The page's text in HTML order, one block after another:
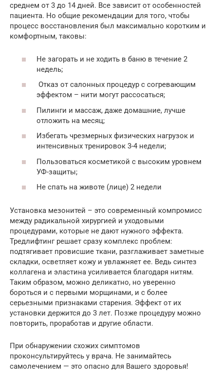
среднем от 3 до 14 дней. Все зависит от особенностей
пациента. Но общие рекомендации для того, чтобы
процесс восстановления был максимально коротким и
комфортным, таковы:
Не загорать и не ходить в баню в течение 2
недель;
Отказ от салонных процедур с согревающим
эффектом – нити могут рассосаться;
Пилинги и массаж, даже домашние, лучше
отложить на месяц;
Избегать чрезмерных физических нагрузок и
интенсивных тренировок 3-4 недели;
Пользоваться косметикой с высоким уровнем
УФ-защиты;
Не спать на животе (лице) 2 недели
Установка мезонитей – это современный компромисс
между радикальной хирургией и уходовыми
процедурами, которые не дают нужного эффекта.
Тредлифтинг решает сразу комплекс проблем:
подтягивает провисшие ткани, разглаживает заметные
складки, осветляет кожу и увлажняет ее. Ведь синтез
коллагена и эластина усиливается благодаря нитям.
Таким образом, можно деликатно, но уверенно
бороться и с первыми морщинами, и с более
серьезными признаками старения. Эффект от их
установки держится до 3 лет. Позже процедуру можно
повторить, проработав и другие области.
При обнаружении схожих симптомов
проконсультируйтесь у врача. Не занимайтесь
самолечением — это опасно для Вашего здоровья!